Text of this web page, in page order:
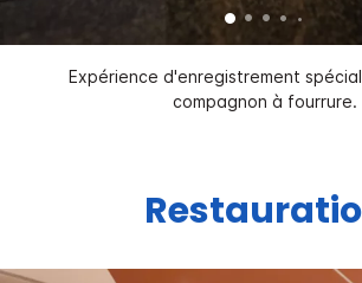
Expérience d'enregistrement
compagnon à fourrure.